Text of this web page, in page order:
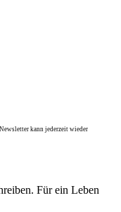
kann jederzeit wieder
Für ein Leben